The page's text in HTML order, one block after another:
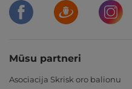
Mūsu partneri
Asociacija Skrisk oro balionu